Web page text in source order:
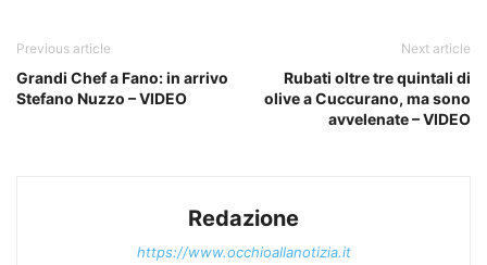
Previous article
Grandi Chef a Fano: in arrivo
Stefano Nuzzo – VIDEO
Next article
Rubati oltre tre quintali di
olive a Cuccurano, ma sono
avvelenate – VIDEO
Redazione
https://www.occhioallanotizia.it